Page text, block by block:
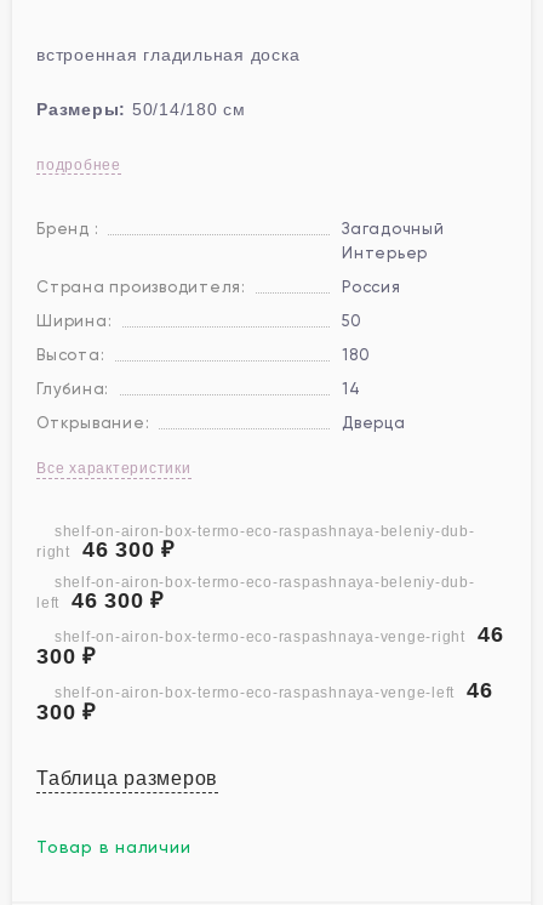
встроенная гладильная доска
Размеры: 50/14/180 см
подробнее
Бренд :
Загадочный
Интерьер
Страна производителя:
Россия
Ширина:
50
Высота:
180
Глубина:
14
Открывание:
Дверца
Все характеристики
shelf-on-airon-box-termo-eco-raspashnaya-beleniy-dub-
right
46 300 ₽
shelf-on-airon-box-termo-eco-raspashnaya-beleniy-dub-
left
46 300₽
shelf-on-airon-box-termo-eco-raspashnaya-venge-right
46
300 ₽
shelf-on-airon-box-termo-eco-raspashnaya-venge-left
46
300 ₽
Таблица размеров
Товар в наличии